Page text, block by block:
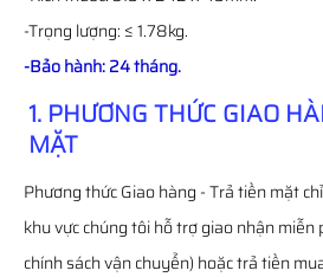
-Trọng lượng: ≤ 1.78kg.
-Bảo hành: 24 tháng.
1. PHƯƠNG THỨC GIAO
MẶT
Phương thức Giao hàng - Trả tiền mặt
khu vực chúng tôi hỗ trợ giao nhận
chính sách vận chuyển) hoặc trả tiền